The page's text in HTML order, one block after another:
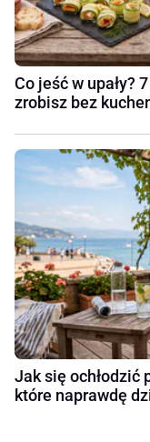
Co jeść w upały?
zrobisz bez
Jak się ochłodzić
które naprawdę